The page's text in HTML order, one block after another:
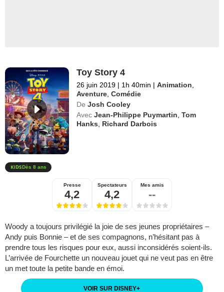
Toy Story 4
26 juin 2019 | 1h 40min | Animation
Aventure ,Comédie
De Josh Cooley
Avec Jean-Philippe Puymartin ,Tom
Hanks
Richard Darbois
Dès 8 ans
Presse
4,2
Spectateurs
4,2
Mes amis
--
Woody a toujours privilégié la joie de ses jeunes propriétaires –
Andy puis Bonnie – et de ses compagnons, n’hésitant pas à
prendre tous les risques pour eux, aussi inconsidérés soient-ils.
L’arrivée de Fourchette un nouveau jouet qui ne veut pas en être
un met toute la petite bande en émoi.
VOIR SUR DISNEY+